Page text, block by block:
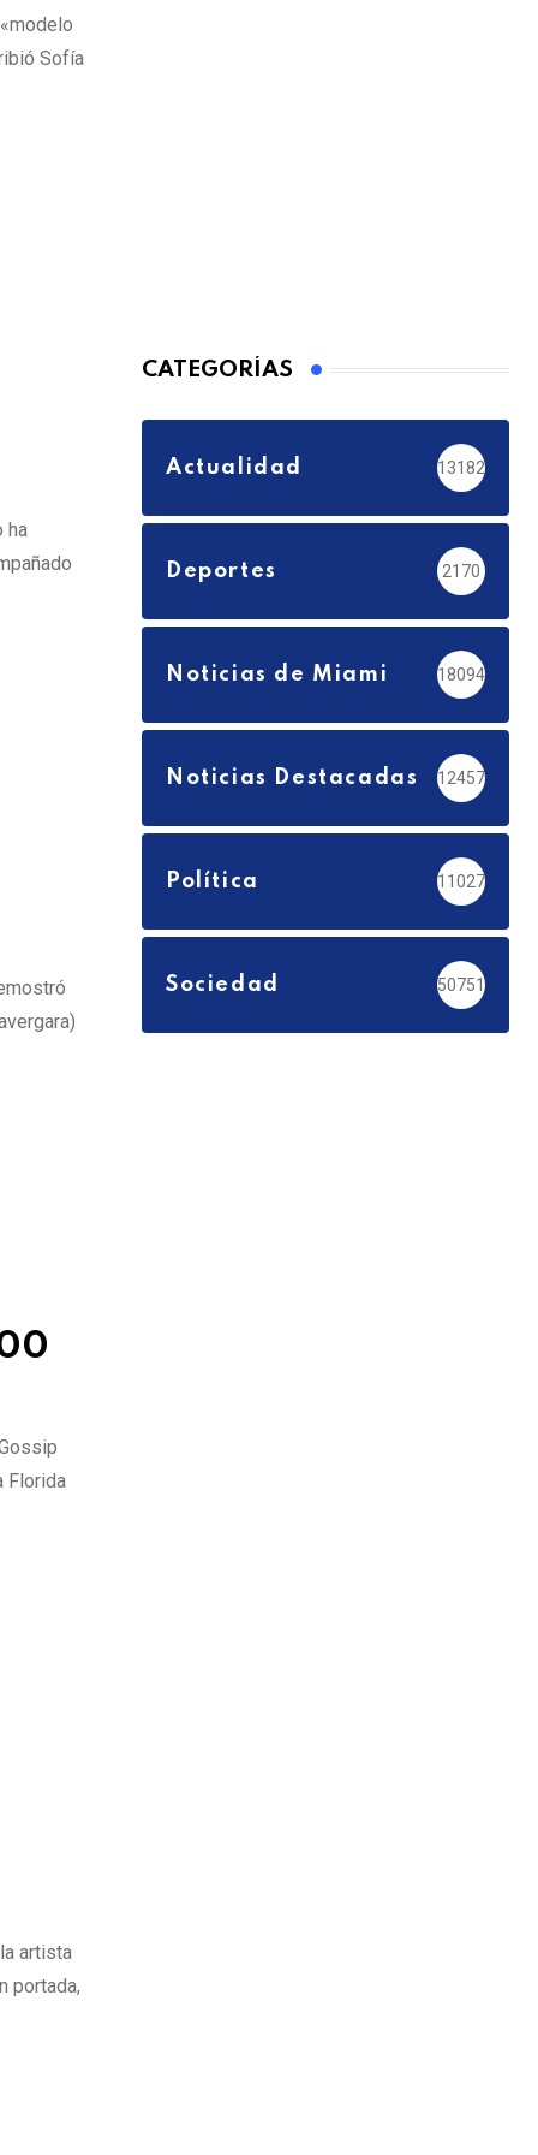
Sofía
ha
Florida
artista
portada,
CATEGORÍAS
Actualidad 13182
Deportes 2170
Noticias de Miami 18094
Noticias Destacadas 12457
Política 11027
Sociedad 50751